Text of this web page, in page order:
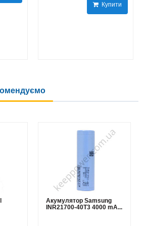
Купити
Акумулятор Samsung
INR21700-40T3 4000 mA...